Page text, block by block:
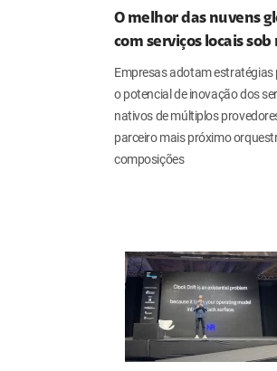
O melhor das nuvens
com serviços locais
Empresas adotam estratégias
o potencial de inovação dos
nativos de múltiplos
parceiro mais próximo
composições